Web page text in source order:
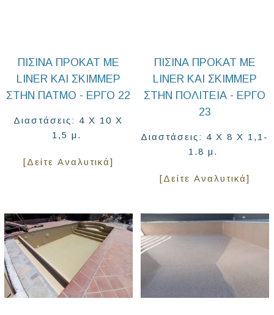
ΠΙΣΊΝΑ ΠΡΟΚΑΤ ΜΕ
LINER ΚΑΙ ΣΚΙΜΜΕΡ
ΣΤΗΝ ΠΆΤΜΟ - ΈΡΓΟ 22
Διαστάσεις: 4 Χ 10 Χ
1,5 μ.
[Δείτε Αναλυτικά]
ΠΙΣΊΝΑ ΠΡΟΚΑΤ ΜΕ
LINER ΚΑΙ ΣΚΙΜΜΕΡ
ΣΤΗΝ ΠΟΛΙΤΕΊΑ - ΈΡΓΟ
23
Διαστάσεις: 4 Χ 8 Χ 1,1-
1.8 μ.
[Δείτε Αναλυτικά]